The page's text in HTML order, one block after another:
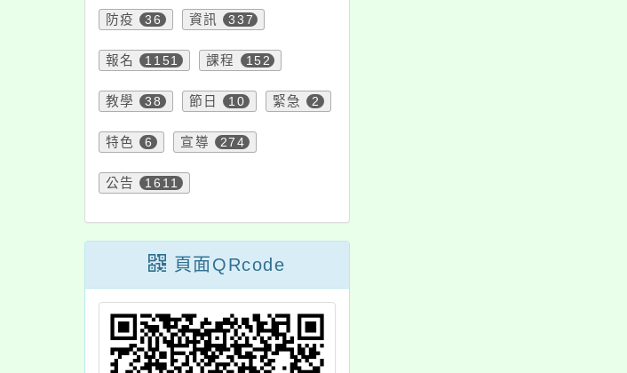
防疫 36 資訊 337
報名 1151 課程 152
教學 38 節日 10 緊急 2
特色 6 宣導 274
公告 1611
頁面QRcode